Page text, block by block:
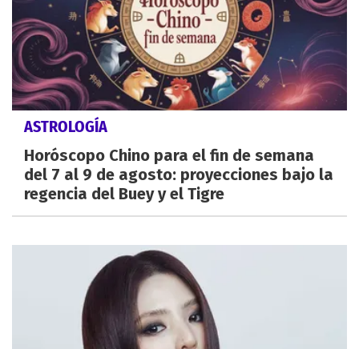
ASTROLOGÍA
Horóscopo Chino para el fin de semana
del 7 al 9 de agosto: proyecciones bajo la
regencia del Buey y el Tigre